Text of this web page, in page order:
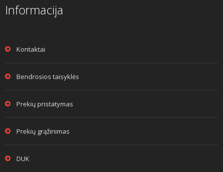
Informacija
Kontaktai
Bendrosios taisyklės
Prekių pristatymas
Prekių grąžinimas
DUK